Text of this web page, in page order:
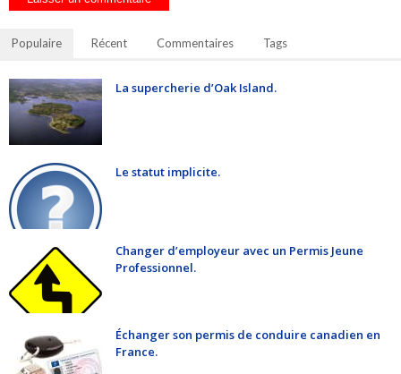
Populaire Récent Commentaires Tags
La supercherie d’Oak Island.
Le statut implicite.
Changer d’employeur avec un Permis Jeune
Professionnel.
Échanger son permis de conduire canadien en
France.